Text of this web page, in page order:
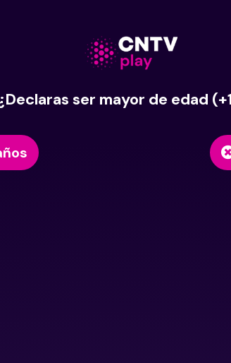
ser mayor de edad